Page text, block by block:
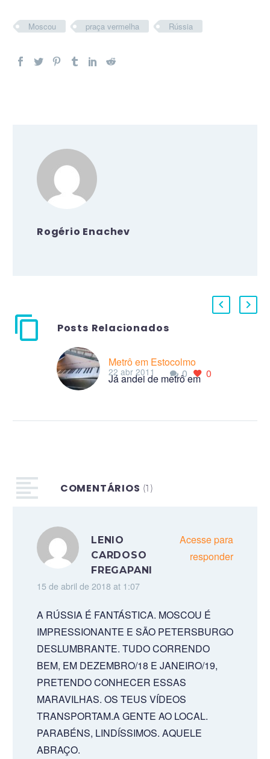
Moscou praça vermelha Rússia
Rogério Enachev
Posts Relacionados
Metrô em Estocolmo
Já andei de metrô em
0 0
22 abr 2011
COMENTÁRIOS (1)
LENIO
CARDOSO
FREGAPANI
15 de abril de 2018 at 1:07
Acesse para
responder
A RÚSSIA É FANTÁSTICA. MOSCOU É
IMPRESSIONANTE E SÃO PETERSBURGO
DESLUMBRANTE. TUDO CORRENDO
BEM, EM DEZEMBRO/18 E JANEIRO/19,
PRETENDO CONHECER ESSAS
MARAVILHAS. OS TEUS VÍDEOS
TRANSPORTAM.A GENTE AO LOCAL.
PARABÉNS, LINDÍSSIMOS. AQUELE
ABRAÇO.